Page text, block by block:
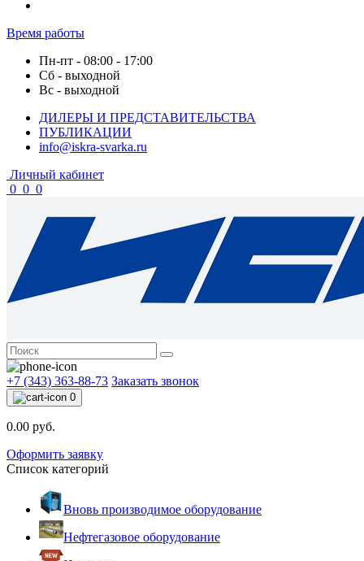
Время работы
Пн-пт - 08:00 - 17:00
Сб - выходной
Вс - выходной
ДИЛЕРЫ И ПРЕДСТАВИТЕЛЬСТВА
ПУБЛИКАЦИИ
info@iskra-svarka.ru
Личный кабинет
0 0 0
+7 (343) 363-88-73 Заказать звонок
0
0.00 руб.
Оформить заявку
Список категорий
Вновь производимое оборудование
Нефтегазовое оборудование